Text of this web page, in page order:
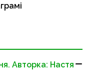
Авторка: Настя